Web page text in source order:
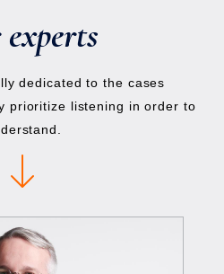
dedicated to the cases
prioritize listening in order to